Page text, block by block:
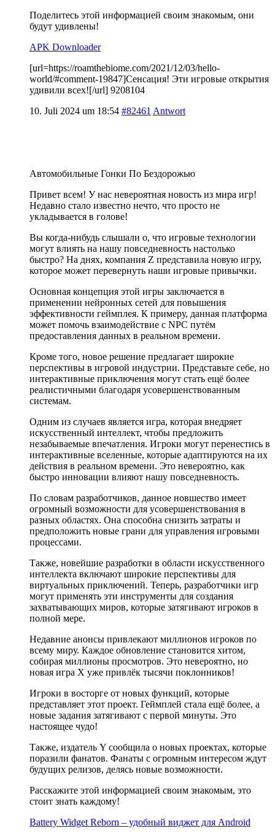
Поделитесь этой информацией своим знакомым, они
будут удивлены!
APK Downloader
[url=https://roamthebiome.com/2021/12/03/hello-
world/#comment-19847]Сенсация! Эти игровые открытия
удивили всех![/url] 9208104
10. Juli 2024 um 18:54 #82461 Antwort
Автомобильные Гонки По Бездорожью
Привет всем! У нас невероятная новость из мира игр!
Недавно стало известно нечто, что просто не
укладывается в голове!
Вы когда-нибудь слышали о, что игровые технологии
могут влиять на нашу повседневность настолько
быстро? На днях, компания Z представила новую игру,
которое может перевернуть наши игровые привычки.
Основная концепция этой игры заключается в
применении нейронных сетей для повышения
эффективности геймплея. К примеру, данная платформа
может помочь взаимодействие с NPC путём
предоставления данных в реальном времени.
Кроме того, новое решение предлагает широкие
перспективы в игровой индустрии. Представьте себе, но
интерактивные приключения могут стать ещё более
реалистичными благодаря усовершенствованным
системам.
Одним из случаев является игра, которая внедряет
искусственный интеллект, чтобы предложить
незабываемые впечатления. Игроки могут перенестись в
интерактивные вселенные, которые адаптируются на их
действия в реальном времени. Это невероятно, как
быстро инновации влияют нашу повседневность.
По словам разработчиков, данное новшество имеет
огромный возможности для усовершенствования в
разных областях. Она способна снизить затраты и
предположить новые грани для управления игровыми
процессами.
Также, новейшие разработки в области искусственного
интеллекта включают широкие перспективы для
виртуальных приключений. Теперь, разработчики игр
могут применять эти инструменты для создания
захватывающих миров, которые затягивают игроков в
полной мере.
Недавние анонсы привлекают миллионов игроков по
всему миру. Каждое обновление становится хитом,
собирая миллионы просмотров. Это невероятно, но
новая игра X уже привлёк тысячи поклонников!
Игроки в восторге от новых функций, которые
представляет этот проект. Геймплей стала ещё более, а
новые задания затягивают с первой минуты. Это
настоящее чудо!
Также, издатель Y сообщила о новых проектах, которые
поразили фанатов. Фанаты с огромным интересом ждут
будущих релизов, делясь новые возможности.
Расскажите этой информацией своим знакомым, это
стоит знать каждому!
Battery Widget Reborn – удобный виджет для Android